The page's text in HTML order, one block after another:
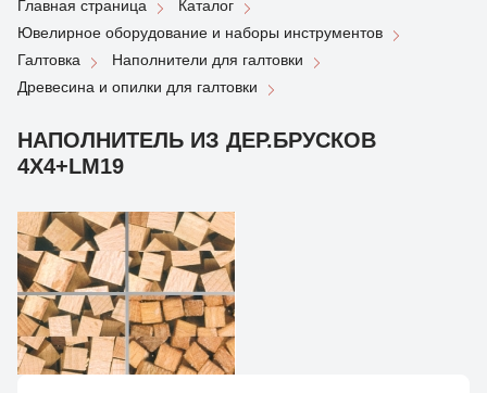
Главная страница
Каталог
Ювелирное оборудование и наборы инструментов
Галтовка
Наполнители для галтовки
Древесина и опилки для галтовки
НАПОЛНИТЕЛЬ ИЗ ДЕР.БРУСКОВ
4Х4+LM19